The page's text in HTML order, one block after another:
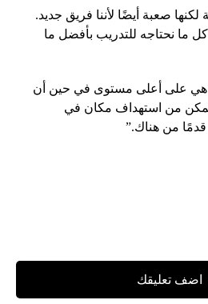
صعبة أيضًا لأننا فريق جديد.
كل ما نحتاجه للتدريب بأفضل ما
هي على أعلى مستوى في حين أن
نتمكن من استهداف مكان في
قدمًا من هناك.”
اضف تعليقك